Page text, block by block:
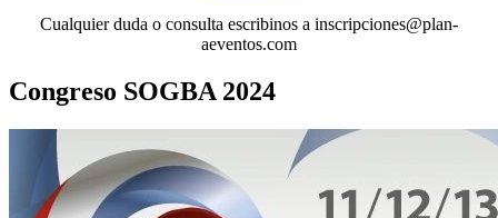
Cualquier duda o consulta escribinos a inscripciones@plan-
aeventos.com
Congreso SOGBA 2024